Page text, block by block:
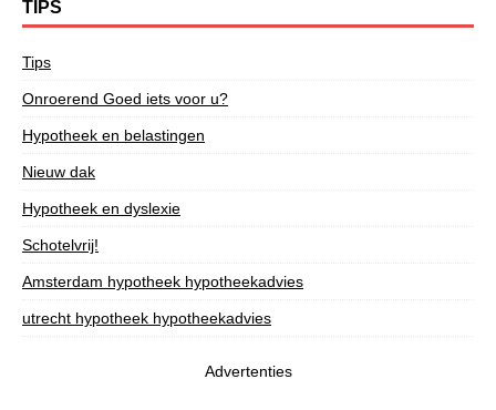
TIPS
Tips
Onroerend Goed iets voor u?
Hypotheek en belastingen
Nieuw dak
Hypotheek en dyslexie
Schotelvrij!
Amsterdam hypotheek hypotheekadvies
utrecht hypotheek hypotheekadvies
Advertenties